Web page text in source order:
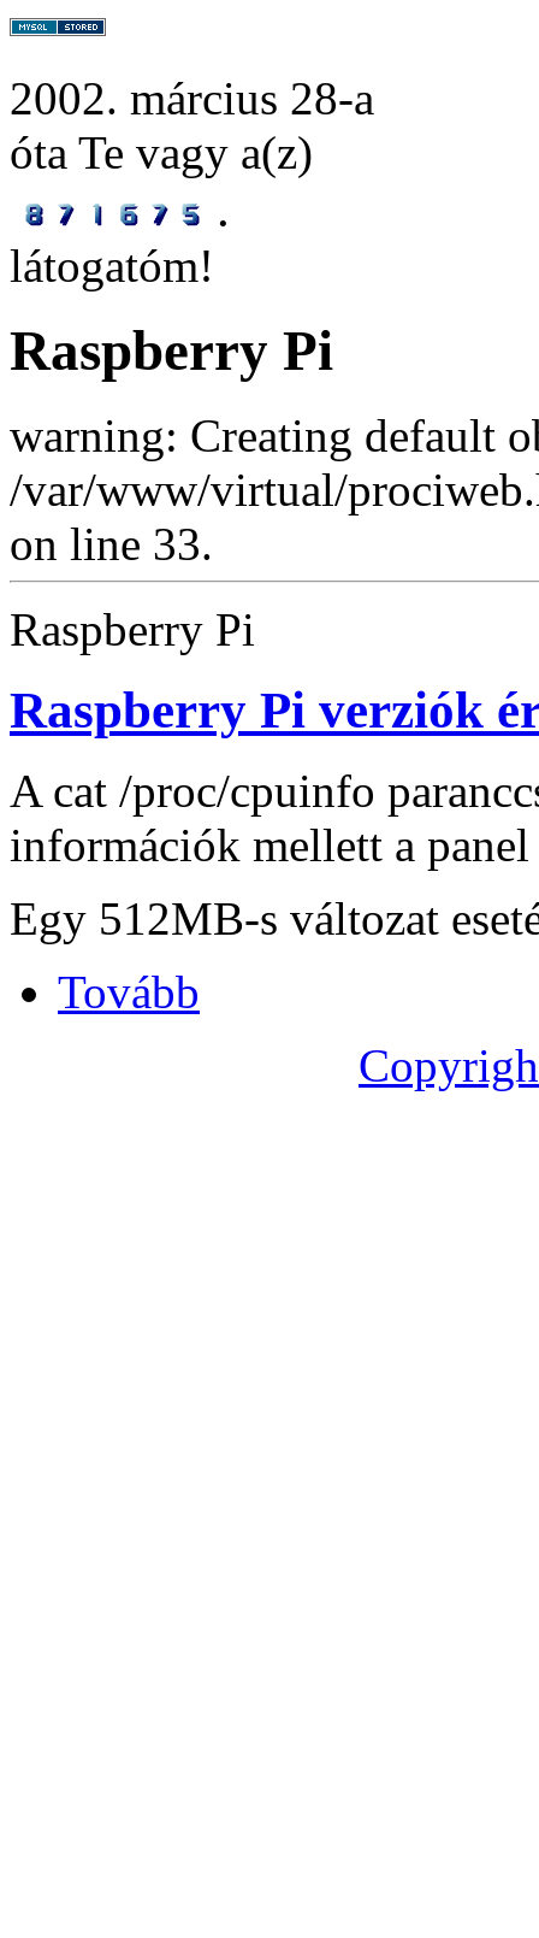
2002. március 28-a
óta Te vagy a(z)
.
látogatóm!
Raspberry Pi
warning: Creating default
/var/www/virtual/
on line 33.
Raspberry Pi
Raspberry Pi verziók
A cat /proc/cpuinfo
információk mellett a
Egy 512MB-s változat
Tovább